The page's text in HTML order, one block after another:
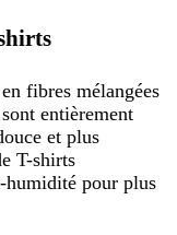
fibres mélangées
entièrement
et plus
T-shirts
humidité pour plus